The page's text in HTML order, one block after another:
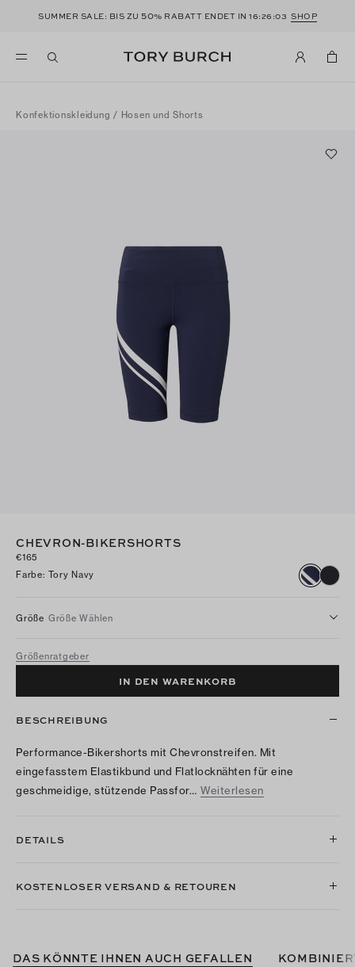
SUMMER SALE: BIS ZU 50% RABATT ENDET IN 16:26:03 SHOP
Konfektionskleidung / Hosen und Shorts
CHEVRON-BIKERSHORTS
€165
Farbe: Tory Navy
Größe Größe Wählen
Größenratgeber
IN DEN WARENKORB
BESCHREIBUNG
Performance-Bikershorts mit Chevronstreifen. Mit
eingefasstem Elastikbund und Flatlocknähten für eine
geschmeidige, stützende Passfor… Weiterlesen
DETAILS
KOSTENLOSER VERSAND & RETOUREN
DAS KÖNNTE IHNEN AUCH GEFALLEN